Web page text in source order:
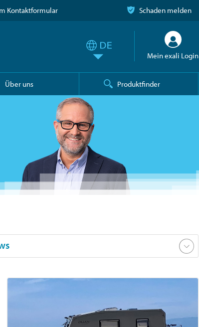
Kontaktformular Schaden melden
Mein exali Login
Über uns Produktfinder